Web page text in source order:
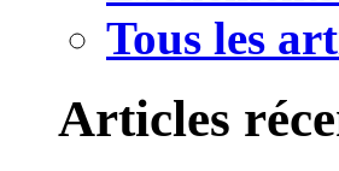
Tous les
Articles